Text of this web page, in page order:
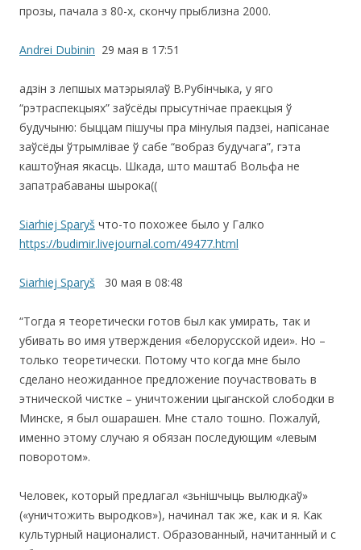
прозы, пачала з 80-х, скончу прыблизна 2000.
Andrei Dubinin 29 мая в 17:51
адзін з лепшых матэрыялаў В.Рубінчыка, у яго
“рэтраспекцыях” заўсёды прысутнічае праекцыя ў
будучыню: быццам пішучы пра мінулыя падзеі, напісанае
заўсёды ўтрымлівае ў сабе “вобраз будучага”, гэта
каштоўная якасць. Шкада, што маштаб Вольфа не
запатрабаваны шырока((
Siarhiej Sparyš что-то похожее было у Галко
https://budimir.livejournal.com/49477.html
Siarhiej Sparyš 30 мая в 08:48
“Тогда я теоретически готов был как умирать, так и
убивать во имя утверждения «белорусской идеи». Но –
только теоретически. Потому что когда мне было
сделано неожиданное предложение поучаствовать в
этнической чистке – уничтожении цыганской слободки в
Минске, я был ошарашен. Мне стало тошно. Пожалуй,
именно этому случаю я обязан последующим «левым
поворотом».
Человек, который предлагал «зьнiшчыць вылюдкаў»
(«уничтожить выродков»), начинал так же, как и я. Как
культурный националист. Образованный, начитанный и с